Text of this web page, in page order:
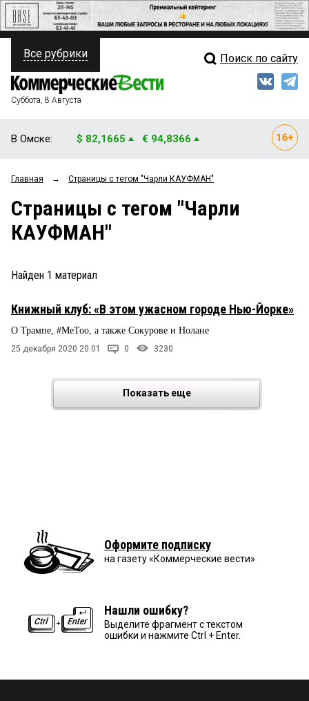
ПОЛИТИКА
ФИНАНСЫ
ОБЩЕСТВО
ЗАКОН
ПРОИСШЕСТВИЯ
СТИЛЬ ЖИЗНИ
Свежий выпуск
Мнения
Рейтинги
Все рубрики Поиск по сайту
Суббота, 8 Августа
В Омске: $ 82,1665 € 94,8366
Главная → Страницы c тегом "Чарли КАУФМАН"
Страницы c тегом "Чарли
КАУФМАН"
Найден 1 материал
Книжный клуб: «В этом ужасном городе Нью-Йорке»
О Трампе, #MeToo, а также Сокурове и Нолане
25 декабря 2020 20:01 0 3230
Показать еще
Оформите подписку
на газету «Коммерческие вести»
Нашли ошибку?
Выделите фрагмент с текстом
ошибки и нажмите Ctrl + Enter.